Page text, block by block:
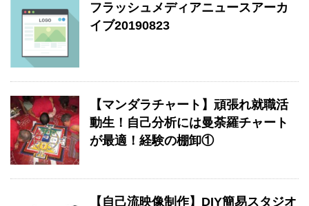
フラッシュメディアニュースアーカ
イブ20190823
【マンダラチャート】頑張れ就職活
動生！自己分析には曼荼羅チャート
が最適！経験の棚卸①
【自己流映像制作】DIY簡易スタジオ